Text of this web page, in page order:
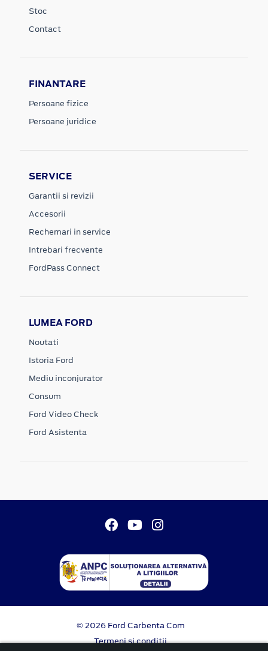
Stoc
Contact
FINANTARE
Persoane fizice
Persoane juridice
SERVICE
Garantii si revizii
Accesorii
Rechemari in service
Intrebari frecvente
FordPass Connect
LUMEA FORD
Noutati
Istoria Ford
Mediu inconjurator
Consum
Ford Video Check
Ford Asistenta
© 2026 Ford Carbenta Com
Termeni si conditii